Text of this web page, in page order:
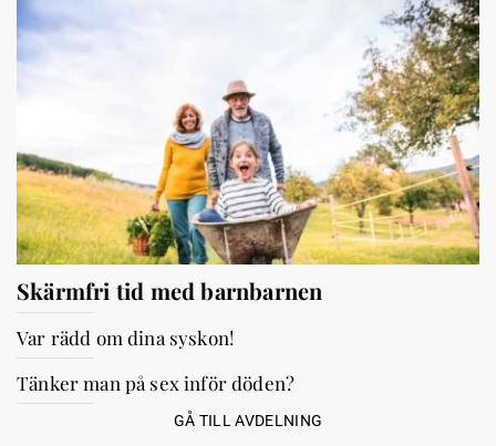
Skärmfri tid med barnbarnen
Var rädd om dina syskon!
Tänker man på sex inför döden?
GÅ TILL AVDELNING